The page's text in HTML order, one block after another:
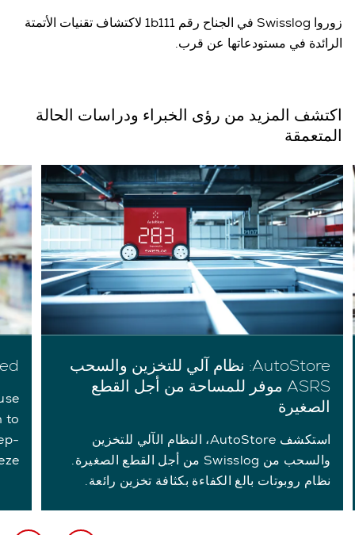
زوروا Swisslog في الجناح رقم 1b111 لاكتشاف تقنيات الأتمتة
الرائدة في مستودعاتها عن قرب.
اكتشف المزيد من رؤى الخبراء ودراسات الحالة
المتعمقة
AutoStore: نظام آلي للتخزين والسحب
ASRS موفر للمساحة من أجل القطع
الصغيرة
استكشف AutoStore، النظام الآلي للتخزين
والسحب من Swisslog من أجل القطع الصغيرة.
نظام روبوتات بالغ الكفاءة بكثافة تخزين رائعة.
to